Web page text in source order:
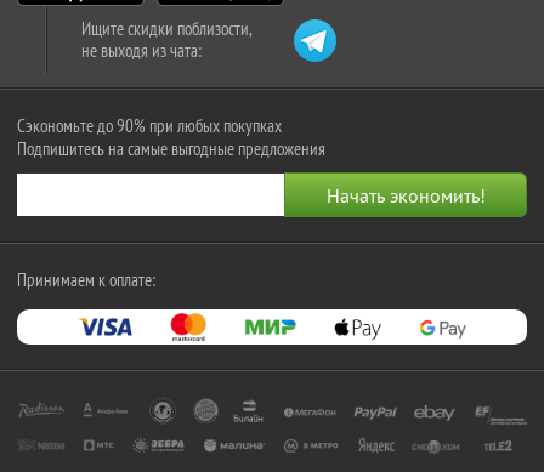
Ищите скидки поблизости,
не выходя из чата:
Сэкономьте до 90% при любых покупках
Подпишитесь на самые выгодные предложения
Принимаем к оплате: